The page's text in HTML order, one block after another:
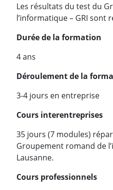
Les résultats du test du
l’informatique – GRI sont
Durée de la formation
4 ans
Déroulement de la
3-4 jours en entreprise
Cours interentreprises
35 jours (7 modules)
Groupement romand de
Lausanne.
Cours professionnels